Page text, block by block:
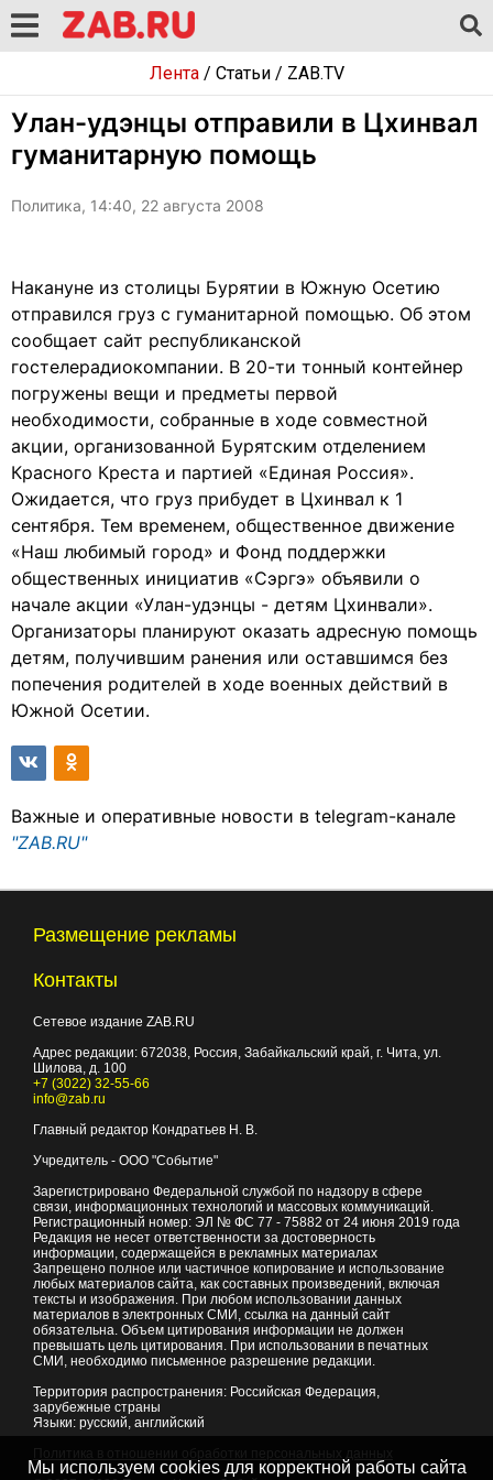
Лента/ Статьи/ ZAB.TV
Улан-удэнцы отправили в Цхинвал
гуманитарную помощь
Политика, 14:40, 22 августа 2008
Накануне из столицы Бурятии в Южную Осетию
отправился груз с гуманитарной помощью. Об этом
сообщает сайт республиканской
гостелерадиокомпании. В 20-ти тонный контейнер
погружены вещи и предметы первой
необходимости, собранные в ходе совместной
акции, организованной Бурятским отделением
Красного Креста и партией «Единая Россия».
Ожидается, что груз прибудет в Цхинвал к 1
сентября. Тем временем, общественное движение
«Наш любимый город» и Фонд поддержки
общественных инициатив «Сэргэ» объявили о
начале акции «Улан-удэнцы - детям Цхинвали».
Организаторы планируют оказать адресную помощь
детям, получившим ранения или оставшимся без
попечения родителей в ходе военных действий в
Южной Осетии.
Важные и оперативные новости в telegram-канале
"ZAB.RU"
Размещение рекламы
Контакты
Сетевое издание ZAB.RU
Адрес редакции: 672038, Россия, Забайкальский край, г. Чита, ул.
Шилова, д. 100
+7 (3022) 32-55-66
info@zab.ru
Главный редактор Кондратьев Н. В.
Учредитель - ООО "Событие"
Зарегистрировано Федеральной службой по надзору в сфере
связи, информационных технологий и массовых коммуникаций.
Регистрационный номер: ЭЛ № ФС 77 - 75882 от 24 июня 2019 года
Редакция не несет ответственности за достоверность
информации, содержащейся в рекламных материалах
Запрещено полное или частичное копирование и использование
любых материалов сайта, как составных произведений, включая
тексты и изображения. При любом использовании данных
материалов в электронных СМИ, ссылка на данный сайт
обязательна. Объем цитирования информации не должен
превышать цель цитирования. При использовании в печатных
СМИ, необходимо письменное разрешение редакции.
Территория распространения: Российская Федерация,
зарубежные страны
Языки: русский, английский
Мы используем cookies для корректной работы сайта